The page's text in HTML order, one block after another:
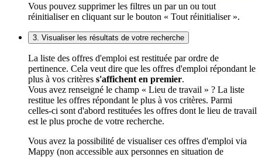
Vous pouvez supprimer les filtres un par un ou tout
réinitialiser en cliquant sur le bouton « Tout réinitialiser ».
3. Visualiser les résultats de votre recherche
La liste des offres d'emploi est restituée par ordre de
pertinence. Cela veut dire que les offres d'emploi répondant le
plus à vos critères s'affichent en premier.
Vous avez renseigné le champ « Lieu de travail » ? La liste
restitue les offres répondant le plus à vos critères. Parmi
celles-ci sont d'abord restituées les offres dont le lieu de travail
est le plus proche de votre recherche.
Vous avez la possibilité de visualiser ces offres d'emploi via
Mappy (non accessible aux personnes en situation de